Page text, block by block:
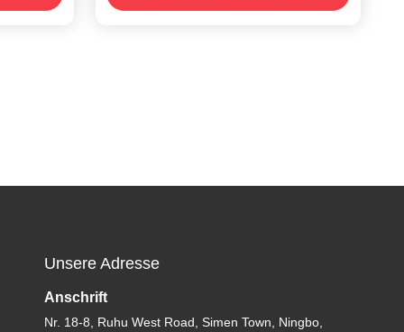
Unsere Adresse
Anschrift
Nr. 18-8, Ruhu West Road, Simen Town, Ningbo,